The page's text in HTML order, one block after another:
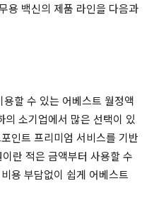
용 백신의 제품 라인을 다음과
할 수 있는 어베스트 월정액
소기업에서 많은 선택이 있
인트 프리미엄 서비스를 기반
란 적은 금액부터 사용할 수
용 부담없이 쉽게 어베스트